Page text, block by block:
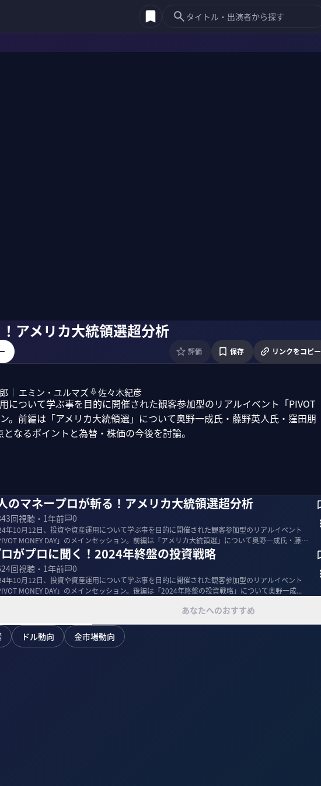
アメリカ大統領選超分析
評価 保存 リンクをコピー
｜ エミン・ユルマズ 佐々木紀彦
について学ぶ事を目的に開催された観客参加型のリアルイベント「PIVOT
。前編は「アメリカ大統領選」について奥野一成氏・藤野英人氏・窪田朋
なるポイントと為替・株価の今後を討論。
のマネープロが斬る！アメリカ大統領選超分析
回視聴・ 1年前 0
年10月12日、投資や資産運用について学ぶ事を目的に開催された観客参加型のリアルイベント
MONEY DAY」のメインセッション。前編は「アメリカ大統領選」について奥野一成氏・藤
がプロに聞く！2024年終盤の投資戦略
回視聴・ 1年前 0
年10月12日、投資や資産運用について学ぶ事を目的に開催された観客参加型のリアルイベント
MONEY DAY」のメインセッション。後編は「2024年終盤の投資戦略」について奥野一成...
あなたへのおすすめ
ドル動向 金市場動向